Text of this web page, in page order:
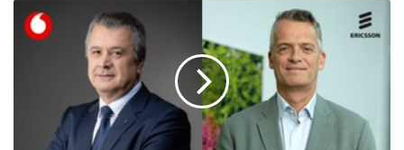
ڤودافون
مصر
ثلاثية
النطاق